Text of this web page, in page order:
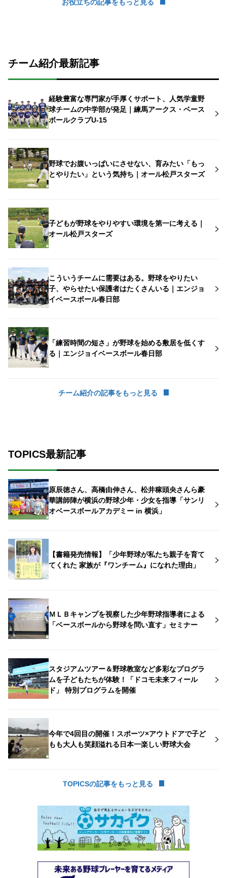
お役立ちの記事をもっと見る
チーム紹介最新記事
経験豊富な専門家が手厚くサポート、人気学童野
球チームの中学部が発足｜練馬アークス・ベース
ボールクラブU-15
野球でお腹いっぱいにさせない、育みたい「もっ
とやりたい」という気持ち｜オール松戸スターズ
子どもが野球をやりやすい環境を第一に考える｜
オール松戸スターズ
こういうチームに需要はある。野球をやりたい
子、やらせたい保護者はたくさんいる｜エンジョ
イベースボール春日部
「練習時間の短さ」が野球を始める敷居を低くす
る｜エンジョイベースボール春日部
チーム紹介の記事をもっと見る
TOPICS最新記事
原辰徳さん、高橋由伸さん、松井稼頭央さんら豪
華講師陣が横浜の野球少年・少女を指導「サンリ
オベースボールアカデミー in 横浜」
【書籍発売情報】「少年野球が私たち親子を育て
てくれた 家族が『ワンチーム』になれた理由」
ＭＬＢキャンプを視察した少年野球指導者による
「ベースボールから野球を問い直す」セミナー
スタジアムツアー＆野球教室など多彩なプログラ
ムを子どもたちが体験！「ドコモ未来フィール
ド」 特別プログラムを開催
今年で4回目の開催！スポーツ×アウトドアで子ど
もも大人も笑顔溢れる日本一楽しい野球大会
TOPICSの記事をもっと見る